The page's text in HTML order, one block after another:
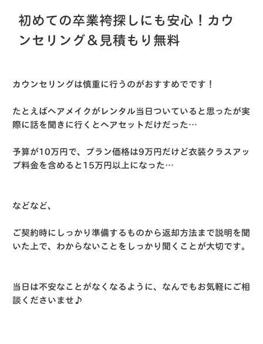
初めての卒業袴探しにも安心！カウ
ンセリング＆見積もり無料
カウンセリングは慎重に行うのがおすすめでです！
たとえばヘアメイクがレンタル当日ついていると思ったが実
際に話を聞きに行くとヘアセットだけだった…
予算が10万円で、プラン価格は9万円だけど衣装クラスアッ
プ料金を含めると15万円以上になった…
などなど、
ご契約時にしっかり準備するものから返却方法まで説明を聞
いた上で、わからないことをしっかり聞くことが大切です。
当日は不安なことがなくなるように、なんでもお気軽にご相
談くださいませ♪